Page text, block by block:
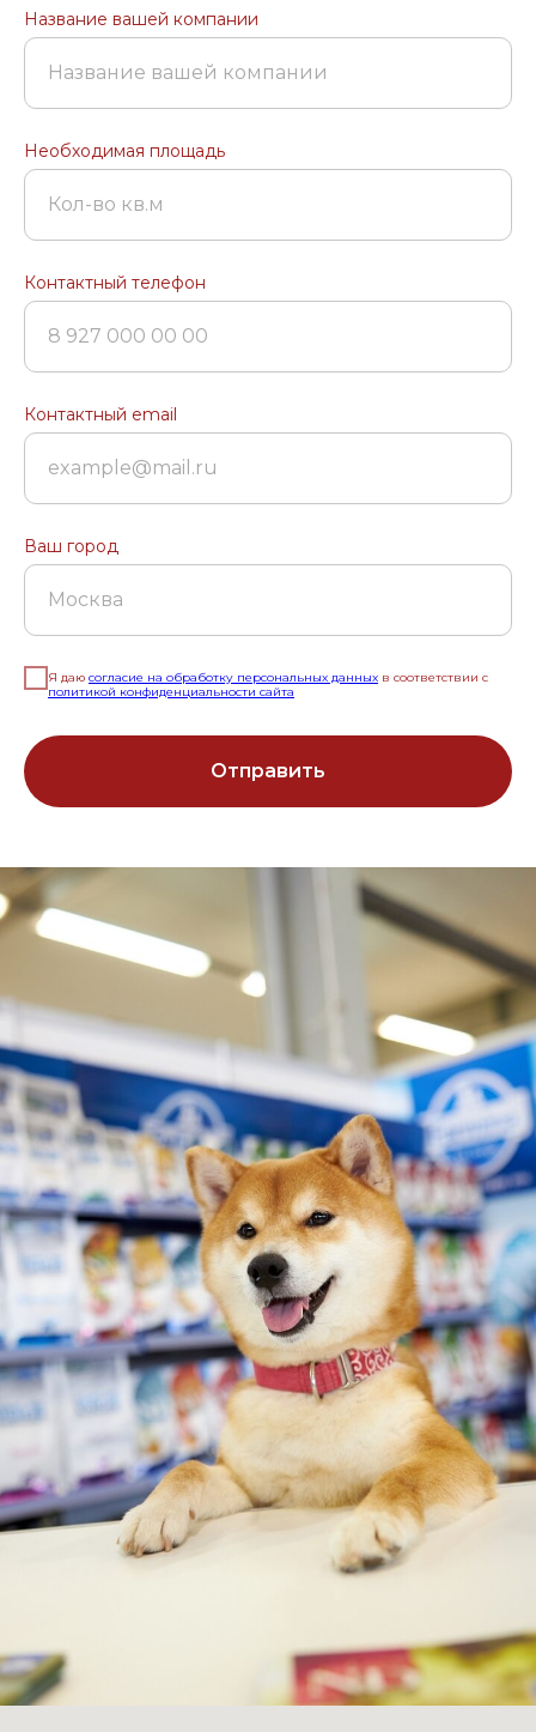
Название вашей компании
Название вашей компании
Необходимая площадь
Кол-во кв.м
Контактный телефон
8 927 000 00 00
Контактный email
example@mail.ru
Ваш город
Москва
Я даю согласие на обработку персональных данных в соответствии с
политикой конфиденциальности сайта
Отправить